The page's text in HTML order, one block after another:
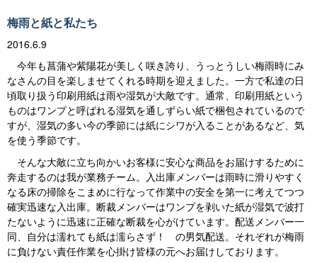
梅雨と紙と私たち
2016.6.9
今年も菖蒲や紫陽花が美しく咲き誇り、うっとうしい梅雨時にみ
なさんの目を楽しませてくれる時期を迎えました。一方で私達の日
頃取り扱う印刷用紙は雨や湿気が大敵です。通常、印刷用紙という
ものはワンプと呼ばれる湿気を通しずらい紙で梱包されているので
すが、湿気の多い今の季節には紙にシワが入ることがあるなど、気
を使う季節です。
そんな大敵に立ち向かいお客様に安心な商品をお届けするために
奔走するのは我が業務チーム。入出庫メンバーは雨時に滑りやすく
なる床の掃除をこまめに行なって作業中の安全を第一に考えてつつ
確実迅速な入出庫。断裁メンバーはワンプを剥いた紙が湿気で波打
たないように迅速に正確な断裁を心がけています。配送メンバー一
同、自分は濡れても紙は濡らさず！ の男気配送。それぞれが梅雨
に負けない責任作業を心掛け皆様の元へお届けしております。